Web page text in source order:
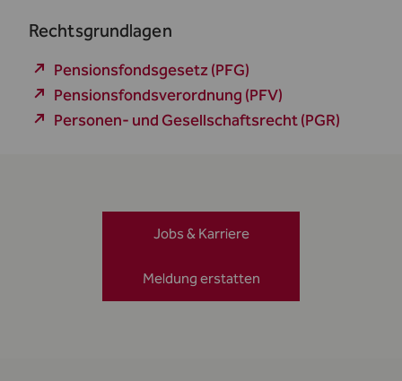
Rechtsgrundlagen
Pensionsfondsgesetz (PFG)
Pensionsfondsverordnung (PFV)
Personen- und Gesellschaftsrecht (PGR)
Jobs & Karriere
Meldung erstatten